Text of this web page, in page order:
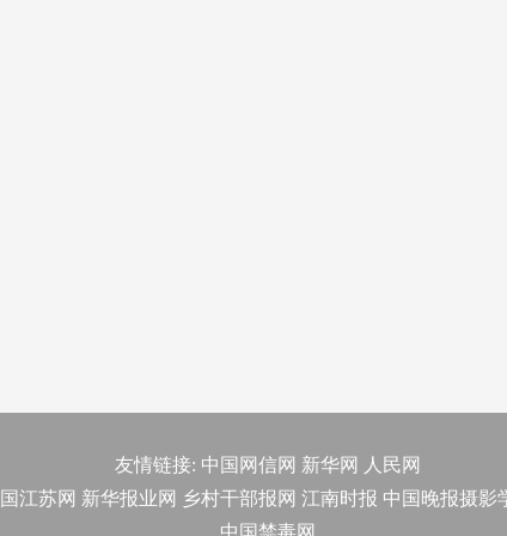
友情链接: 中国网信网 新华网
人民网
江苏网 新华报业网 乡村干部报网 江南时报 中国晚报摄影
中国禁毒网